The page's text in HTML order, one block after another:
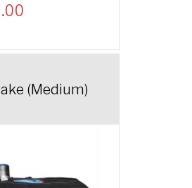
(Medium)